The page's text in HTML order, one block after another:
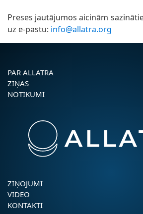
Preses jautājumos aicinām
uz e-pastu: info@allatra.org
PAR ALLATRA
ZIŅAS
NOTIKUMI
ZIŅOJUMI
VIDEO
KONTAKTI